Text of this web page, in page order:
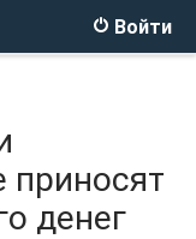
Войти
денег